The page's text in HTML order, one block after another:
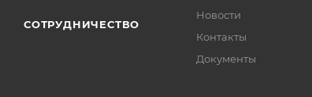
СОТРУДНИЧЕСТВО
Новости
Контакты
Документы